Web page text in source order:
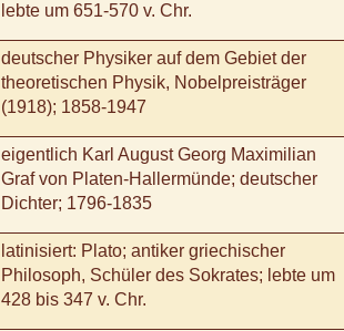
lebte um 651-570 v. Chr.
deutscher Physiker auf dem Gebiet der
theoretischen Physik, Nobelpreisträger
(1918); 1858-1947
eigentlich Karl August Georg Maximilian
Graf von Platen-Hallermünde; deutscher
Dichter; 1796-1835
latinisiert: Plato; antiker griechischer
Philosoph, Schüler des Sokrates; lebte um
428 bis 347 v. Chr.